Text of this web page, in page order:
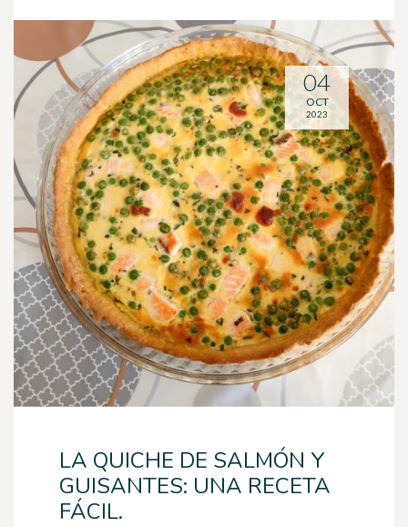
LA QUICHE DE SALMÓN Y
GUISANTES: UNA RECETA
FÁCIL.
04
OCT
2023